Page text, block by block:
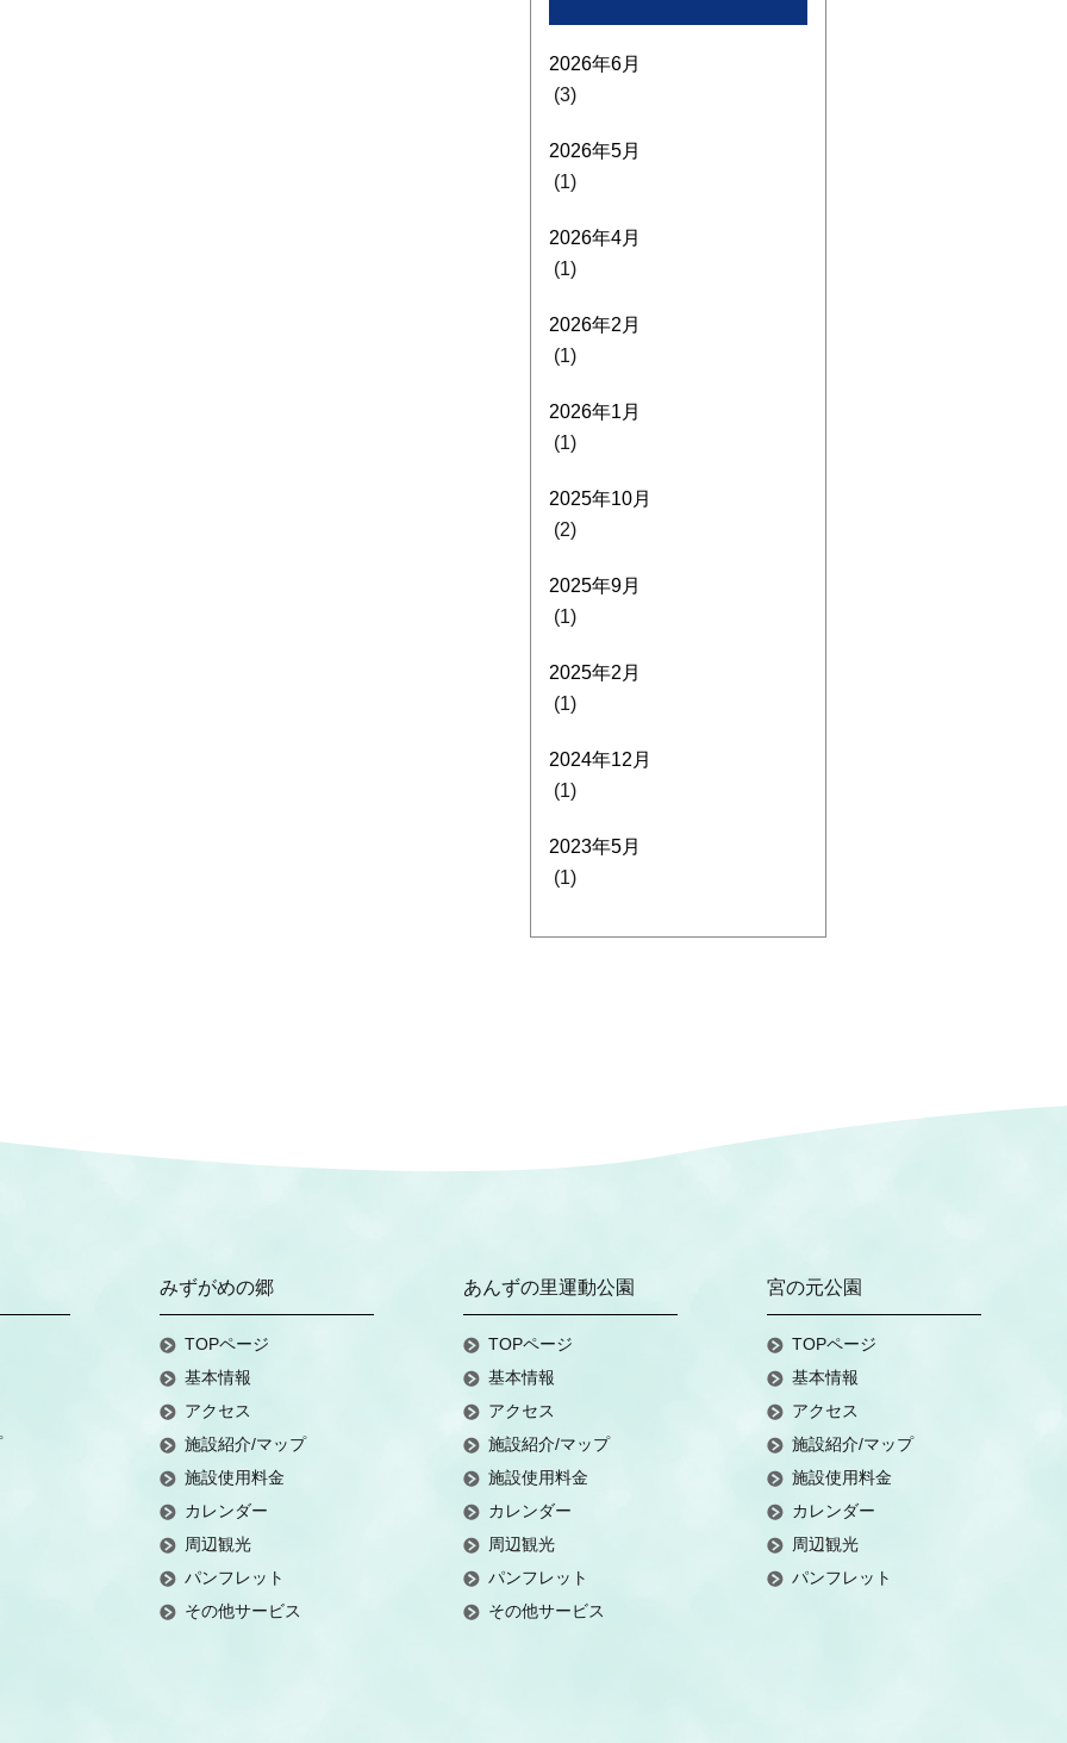
2026年6月
(3)
2026年5月
(1)
2026年4月
(1)
2026年2月
(1)
2026年1月
(1)
2025年10月
(2)
2025年9月
(1)
2025年2月
(1)
2024年12月
(1)
2023年5月
(1)
みずがめの郷
TOPページ
基本情報
アクセス
施設紹介/マップ
施設使用料金
カレンダー
周辺観光
パンフレット
その他サービス
あんずの里運動公園
TOPページ
基本情報
アクセス
施設紹介/マップ
施設使用料金
カレンダー
周辺観光
パンフレット
その他サービス
宮の元公園
TOPページ
基本情報
アクセス
施設紹介/マップ
施設使用料金
カレンダー
周辺観光
パンフレット